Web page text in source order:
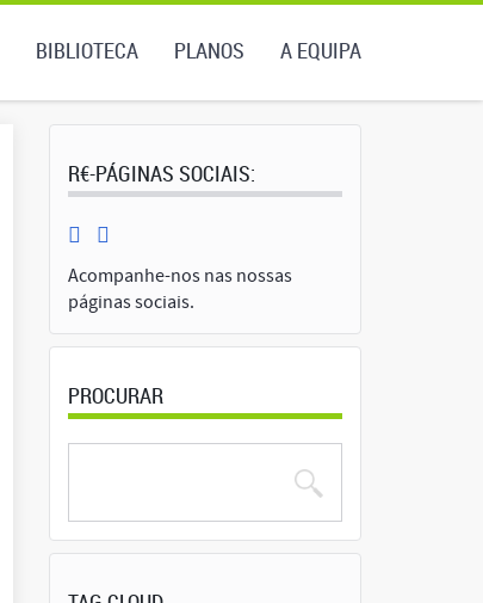
BIBLIOTECA PLANOS A EQUIPA
R€-PÁGINAS SOCIAIS:
Acompanhe-nos nas nossas
páginas sociais.
PROCURAR